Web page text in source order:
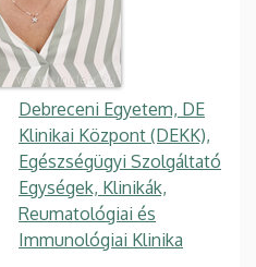
Debreceni Egyetem, DE
Klinikai Központ (DEKK),
Egészségügyi Szolgáltató
Egységek, Klinikák,
Reumatológiai és
Immunológiai Klinika